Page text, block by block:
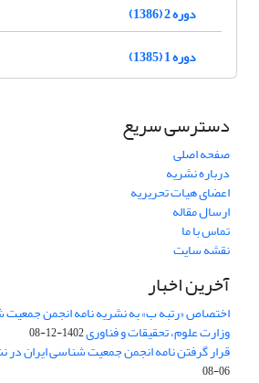
دوره 2 (1386)
دوره 1 (1385)
دسترسی سریع
صفحه اصلی
درباره نشریه
اعضای هیات تحریریه
ارسال مقاله
تماس با ما
نقشه سایت
آخرین اخبار
اختصاص «رتبه ب» به نشریه نامه انجمن جمعیت
وزارت علوم، تحقیقات و فناوری1402-12-08
قرار گرفتن نامه انجمن جمعیت شناسی ایران در
06-08